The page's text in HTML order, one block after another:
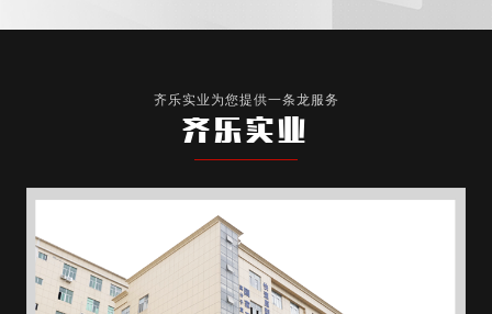
齐乐实业为您提供一条龙服务
齐乐实业